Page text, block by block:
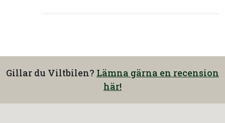
Gillar du Viltbilen? Lämna gärna en recension
här!